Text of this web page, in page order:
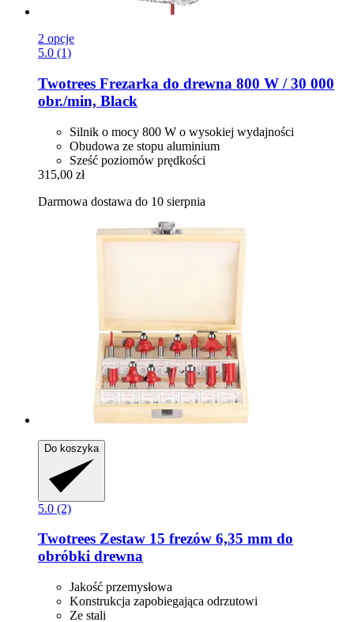
2 opcje
5.0 (1)
Twotrees Frezarka do drewna 800 W / 30 000
obr./min, Black
Silnik o mocy 800 W o wysokiej wydajności
Obudowa ze stopu aluminium
Sześć poziomów prędkości
315,00 zł
Darmowa dostawa do 10 sierpnia
Do koszyka
5.0 (2)
Twotrees Zestaw 15 frezów 6,35 mm do
obróbki drewna
Jakość przemysłowa
Konstrukcja zapobiegająca odrzutowi
Ze stali